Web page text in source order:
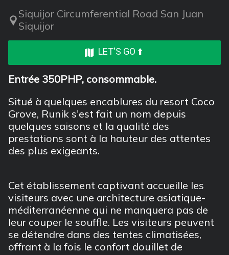
Siquijor Circumferential Road San Juan
Siquijor
LET'S GO ⬆️
Entrée 350PHP, consommable.
Situé à quelques encablures du resort Coco
Grove, Runik s'est fait un nom depuis
quelques saisons et la qualité des
prestations sont à la hauteur des attentes
des plus exigeants.
Cet établissement captivant accueille les
visiteurs avec une architecture asiatique-
méditerranéenne qui ne manquera pas de
leur couper le souffle. Les visiteurs peuvent
se détendre dans des tentes climatisées,
offrant à la fois le confort douillet de